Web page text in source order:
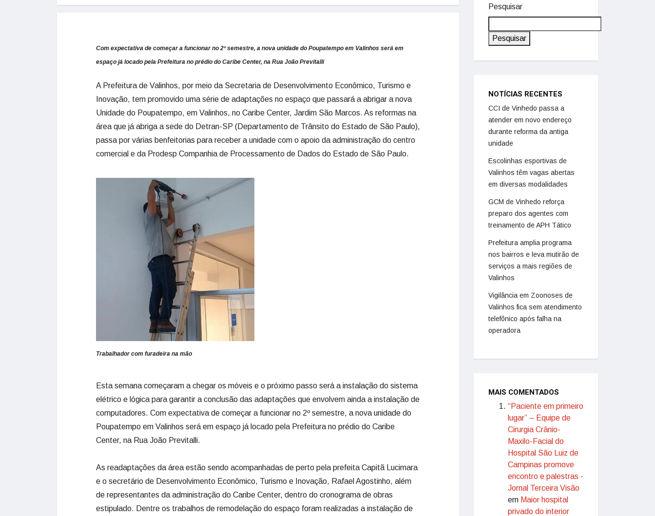
Com expectativa de começar a funcionar no 2º semestre, a nova unidade do Poupatempo em Valinhos será em
espaço já locado pela Prefeitura no prédio do Caribe Center, na Rua João Previtalli
A Prefeitura de Valinhos, por meio da Secretaria de Desenvolvimento Econômico, Turismo e
Inovação, tem promovido uma série de adaptações no espaço que passará a abrigar a nova
Unidade do Poupatempo, em Valinhos, no Caribe Center, Jardim São Marcos. As reformas na
área que já abriga a sede do Detran-SP (Departamento de Trânsito do Estado de São Paulo),
passa por várias benfeitorias para receber a unidade com o apoio da administração do centro
comercial e da Prodesp Companhia de Processamento de Dados do Estado de São Paulo.
Trabalhador com furadeira na mão
Esta semana começaram a chegar os móveis e o próximo passo será a instalação do sistema
elétrico e lógica para garantir a conclusão das adaptações que envolvem ainda a instalação de
computadores. Com expectativa de começar a funcionar no 2º semestre, a nova unidade do
Poupatempo em Valinhos será em espaço já locado pela Prefeitura no prédio do Caribe
Center, na Rua João Previtalli.
As readaptações da área estão sendo acompanhadas de perto pela prefeita Capitã Lucimara
e o secretário de Desenvolvimento Econômico, Turismo e Inovação, Rafael Agostinho, além
de representantes da administração do Caribe Center, dentro do cronograma de obras
estipulado. Dentre os trabalhos de remodelação do espaço foram realizadas a instalação de
Pesquisar
Pesquisar
NOTÍCIAS RECENTES
CCI de Vinhedo passa a
atender em novo endereço
durante reforma da antiga
unidade
Escolinhas esportivas de
Valinhos têm vagas abertas
em diversas modalidades
GCM de Vinhedo reforça
preparo dos agentes com
treinamento de APH Tático
Prefeitura amplia programa
nos bairros e leva mutirão de
serviços a mais regiões de
Valinhos
Vigilância em Zoonoses de
Valinhos fica sem atendimento
telefônico após falha na
operadora
MAIS COMENTADOS
“Paciente em primeiro
lugar” – Equipe de
Cirurgia Crânio-
Maxilo-Facial do
Hospital São Luiz de
Campinas promove
encontro e palestras -
Jornal Terceira Visão
em Maior hospital
privado do interior